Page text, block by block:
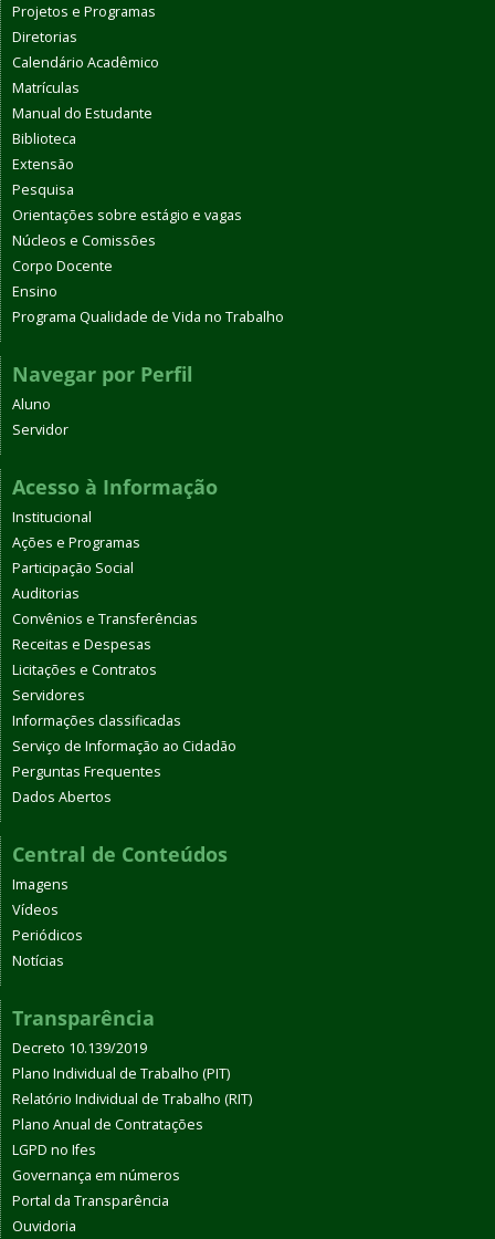
Projetos e Programas
Diretorias
Calendário Acadêmico
Matrículas
Manual do Estudante
Biblioteca
Extensão
Pesquisa
Orientações sobre estágio e vagas
Núcleos e Comissões
Corpo Docente
Ensino
Programa Qualidade de Vida no Trabalho
Navegar por Perfil
Aluno
Servidor
Acesso à Informação
Institucional
Ações e Programas
Participação Social
Auditorias
Convênios e Transferências
Receitas e Despesas
Licitações e Contratos
Servidores
Informações classificadas
Serviço de Informação ao Cidadão
Perguntas Frequentes
Dados Abertos
Central de Conteúdos
Imagens
Vídeos
Periódicos
Notícias
Transparência
Decreto 10.139/2019
Plano Individual de Trabalho (PIT)
Relatório Individual de Trabalho (RIT)
Plano Anual de Contratações
LGPD no Ifes
Governança em números
Portal da Transparência
Ouvidoria